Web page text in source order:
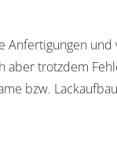
Anfertigungen
aber trotzdem
bzw.